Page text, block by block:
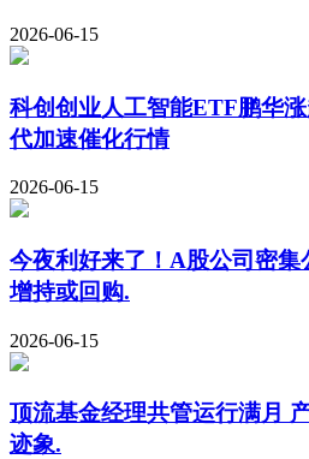
2026-06-15
科创创业人工智能ETF鹏华
代加速催化行情
2026-06-15
今夜利好来了！A股公司密
增持或回购.
2026-06-15
顶流基金经理共管运行满月
迹象.